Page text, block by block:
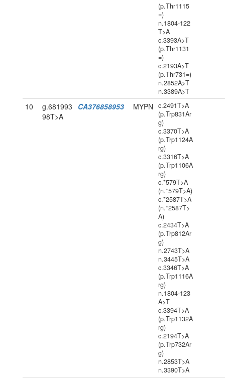
(p.Thr1115
=)
n.1804-122
T>A
c.3393A>T
(p.Thr1131
=)
c.2193A>T
(p.Thr731=)
n.2852A>T
n.3389A>T
10
g.681993
98T>A
CA376858953 MYPN
c.2491T>A
(p.Trp831Ar
g)
c.3370T>A
(p.Trp1124A
rg)
c.3316T>A
(p.Trp1106A
rg)
c.*579T>A
(n.*579T>A)
c.*2587T>A
(n.*2587T>
A)
c.2434T>A
(p.Trp812Ar
g)
n.2743T>A
n.3445T>A
c.3346T>A
(p.Trp1116A
rg)
n.1804-123
A>T
c.3394T>A
(p.Trp1132A
rg)
c.2194T>A
(p.Trp732Ar
g)
n.2853T>A
n.3390T>A